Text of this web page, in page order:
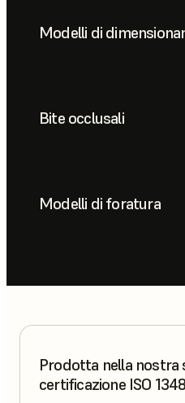
Modelli di
Bite occlusali
Modelli di foratura
Prodotta nella
certificazione ISO